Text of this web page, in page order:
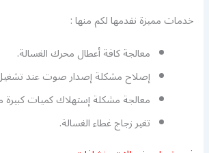
خدمات مميزة نقدمها لكم منها :
معالجة كافة أعطال محرك الغسالة.
إصلاح مشكلة إصدار صوت عند
معالجة مشكلة إستهلاك كميات كبيرة
تغير زجاج غطاء الغسالة.